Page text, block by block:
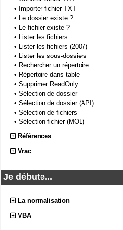
• Importer fichier TXT
• Le dossier existe ?
• Le fichier existe ?
• Lister les fichiers
• Lister les fichiers (2007)
• Lister les sous-dossiers
• Rechercher un répertoire
• Répertoire dans table
• Supprimer ReadOnly
• Sélection de dossier
• Sélection de dossier (API)
• Sélection de fichiers
• Sélection fichier (MOL)
Références
Vrac
Je débute...
La normalisation
VBA